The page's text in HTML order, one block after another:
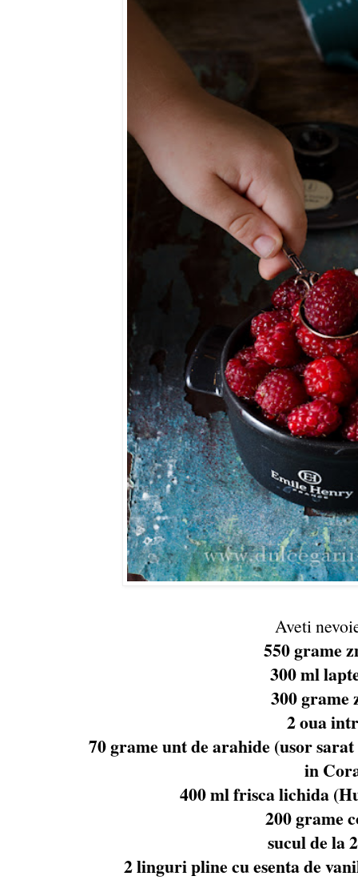
Aveti
550 grame
300 ml
300 grame
2 oua
70 grame unt de arahide (usor
in
400 ml frisca lichida
200 grame
sucul de la
2 linguri pline cu esenta de